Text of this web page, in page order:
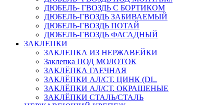
ДЮБЕЛЬ- ГВОЗДЬ С БОРТИКОМ
ДЮБЕЛЬ-ГВОЗДЬ ЗАБИВАЕМЫЙ
ДЮБЕЛЬ-ГВОЗДЬ ПОТАЙ
ДЮБЕЛЬ-ГВОЗДЬ ФАСАДНЫЙ
ЗАКЛЕПКИ
ЗАКЛЕПКА ИЗ НЕРЖАВЕЙКИ
Заклепка ПОД МОЛОТОК
ЗАКЛЁПКА ГАЕЧНАЯ
ЗАКЛЁПКИ АЛ/СТ. ЦИНК (DI..
ЗАКЛЁПКИ АЛ/СТ. ОКРАШЕНЫЕ
ЗАКЛЁПКИ СТАЛЬ/СТАЛЬ